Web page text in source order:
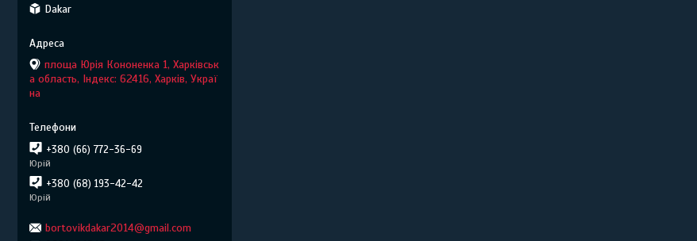
Dakar
площа Юрія Кононенка 1, Харківськ
а область, Індекс: 62416, Харків, Украї
на
+380 (66) 772-36-69
Юрій
+380 (68) 193-42-42
Юрій
bortovikdakar2014@gmail.com